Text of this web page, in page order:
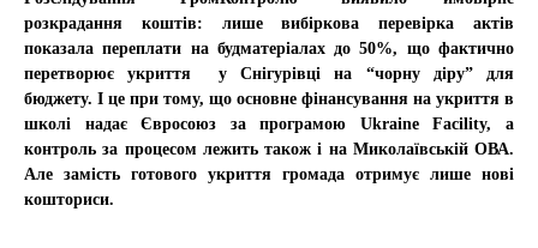
розкрадання коштів: лише вибіркова перевірка актів
показала переплати на будматеріалах до 50%, що фактично
перетворює укриття у Снігурівці на “чорну діру” для
бюджету. І це при тому, що основне фінансування на укриття в
школі надає Євросоюз за програмою Ukraine Facility, а
контроль за процесом лежить також і на Миколаївській ОВА.
Але замість готового укриття громада отримує лише нові
кошториси.